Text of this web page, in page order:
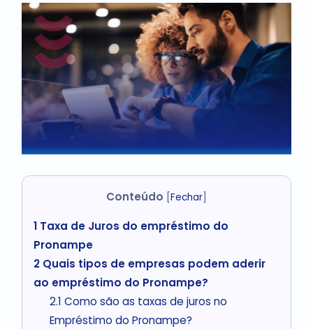
Conteúdo [Fechar]
1Taxa de Juros do empréstimo do
Pronampe
2Quais tipos de empresas podem aderir
ao empréstimo do Pronampe?
2.1 Como são as taxas de juros no
Empréstimo do Pronampe?